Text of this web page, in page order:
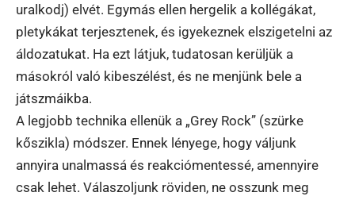
uralkodj) elvét. Egymás ellen hergelik a kollégákat,
pletykákat terjesztenek, és igyekeznek elszigetelni az
áldozatukat. Ha ezt látjuk, tudatosan kerüljük a
másokról való kibeszélést, és ne menjünk bele a
játszmáikba.
A legjobb technika ellenük a „Grey Rock” (szürke
kőszikla) módszer. Ennek lényege, hogy váljunk
annyira unalmassá és reakciómentessé, amennyire
csak lehet. Válaszoljunk röviden, ne osszunk meg